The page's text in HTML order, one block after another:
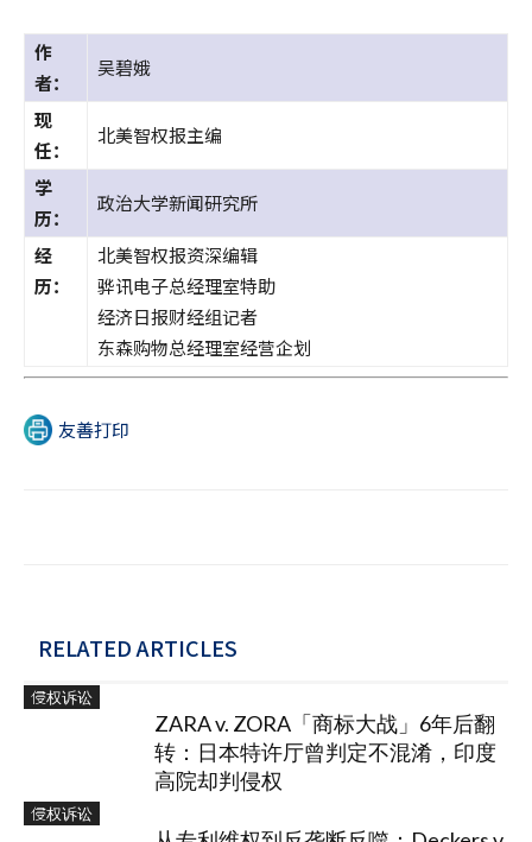
作
者：
吴碧娥
现
任：
北美智权报主编
学
历：
政治大学新闻研究所
经
历：
北美智权报资深编辑
骅讯电子总经理室特助
经济日报财经组记者
东森购物总经理室经营企划
友善打印
RELATED ARTICLES
侵权诉讼
ZARA v. ZORA「商标大战」6年后翻
转：日本特许厅曾判定不混淆，印度
高院却判侵权
侵权诉讼